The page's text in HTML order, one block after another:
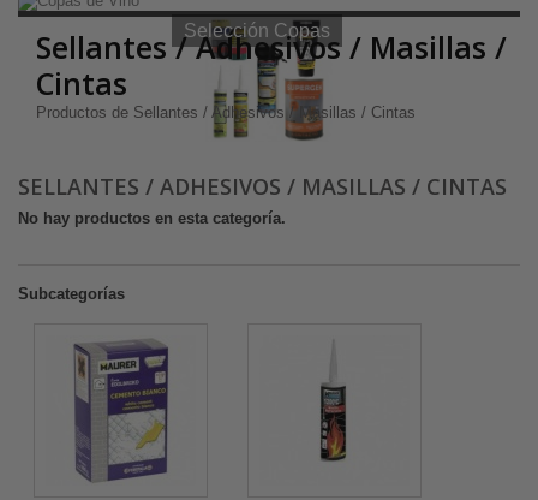
Selección Copas de Vino y Champagne
Selección Copas
Sellantes / Adhesivos / Masillas /
Cintas
Productos de Sellantes / Adhesivos / Masillas / Cintas
SELLANTES / ADHESIVOS / MASILLAS / CINTAS
No hay productos en esta categoría.
Subcategorías